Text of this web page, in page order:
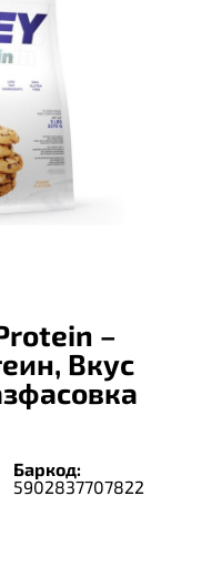
–
Вкус
Баркод:
5902837707822